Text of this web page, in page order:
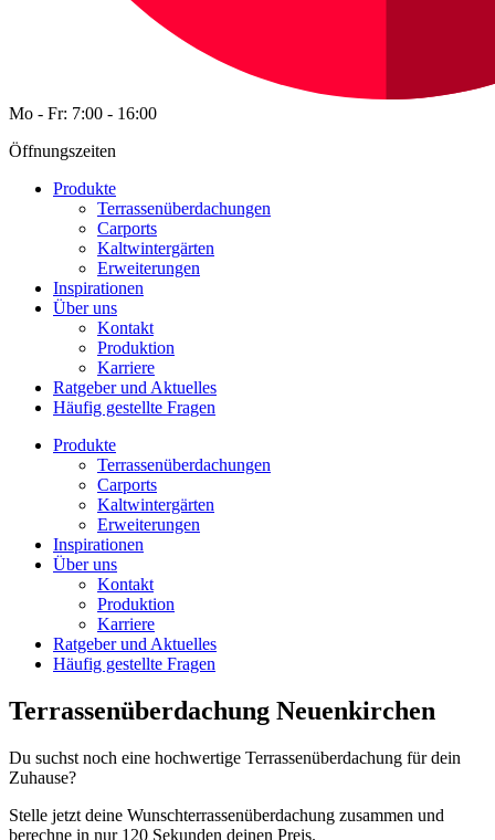
Mo - Fr: 7:00 - 16:00
Öffnungszeiten
Produkte
Terrassenüberdachungen
Carports
Kaltwintergärten
Erweiterungen
Inspirationen
Über uns
Kontakt
Produktion
Karriere
Ratgeber und Aktuelles
Häufig gestellte Fragen
Produkte
Terrassenüberdachungen
Carports
Kaltwintergärten
Erweiterungen
Inspirationen
Über uns
Kontakt
Produktion
Karriere
Ratgeber und Aktuelles
Häufig gestellte Fragen
Terrassenüberdachung Neuenkirchen
Du suchst noch eine hochwertige Terrassenüberdachung für dein
Zuhause?
Stelle jetzt deine Wunschterrassenüberdachung zusammen und
berechne in nur 120 Sekunden deinen Preis.